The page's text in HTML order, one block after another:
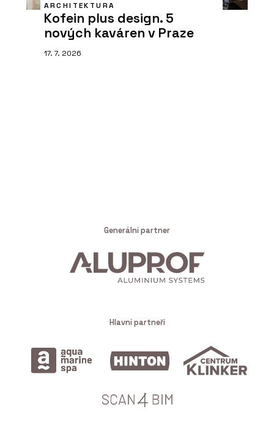
ARCHITEKTURA
Kofein plus design. 5
nových kaváren v Praze
17. 7. 2026
Generální partner
Hlavní partneři